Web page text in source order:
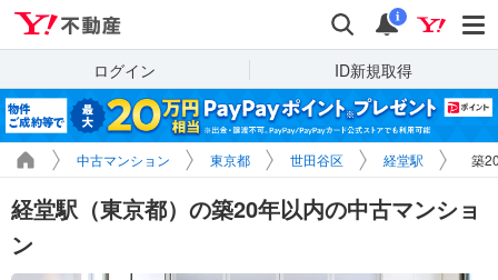
検索 通知
i
ログイン ID新規取得
中古マンション 東京都 世田谷区 経堂駅 築
経堂駅（東京都）の築20年以内の中古マンショ
ン